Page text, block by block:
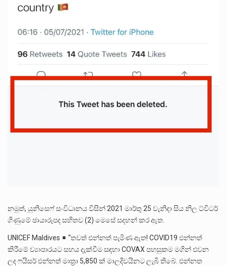
නමුත්, යුනිසෙෆ් සංවිධානය විසින් 2021 මාර්තු 25 වැනිදා සිය නිල ට්විටර්
ගිණුමේ ඡායාරූපද සහිතව (2) මෙසේ සදහන් කර ඇත.
UNICEF Maldives
“තවත් එන්නත් පැමිණ ඇත! COVID19 එන්නත්
කිරීමේ ව්‍යාපාරයට සහය දැක්වීම සඳහා COVAX පහසුකම මගින් එවන
ලද ෆයිසර් එන්නත් මාත්‍රා 5,850 ක් මාලදිවයිනට ලැබී තිබේ. එන්නත